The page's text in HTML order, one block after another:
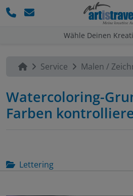
Wähle Deinen
Service Malen /
Watercoloring-
Farben
Lettering